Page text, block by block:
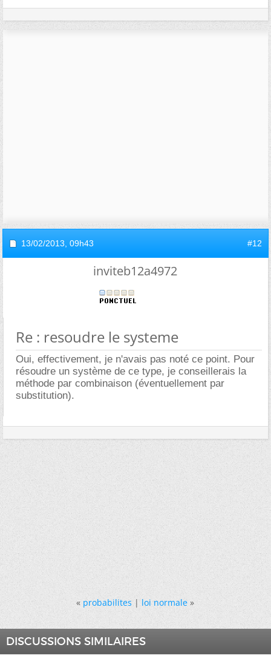
13/02/2013, 09h43 #12
inviteb12a4972
Re : resoudre le systeme
Oui, effectivement, je n'avais pas noté ce point. Pour
résoudre un système de ce type, je conseillerais la
méthode par combinaison (éventuellement par
substitution).
« probabilites|loi normale »
DISCUSSIONS SIMILAIRES